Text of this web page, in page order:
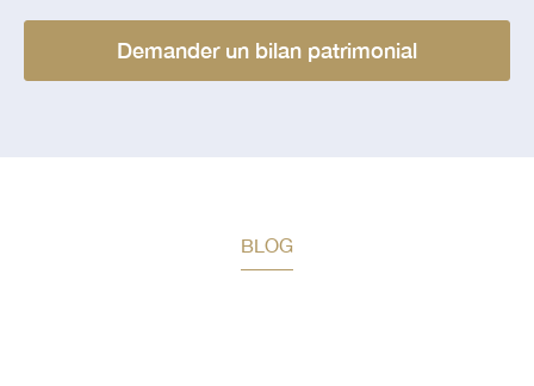
Demander un bilan patrimonial
BLOG